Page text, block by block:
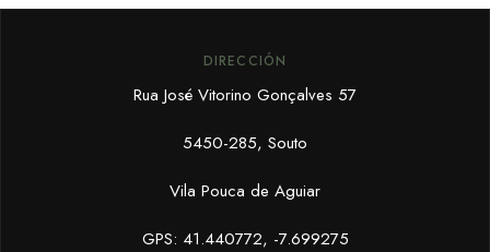
DIRECCIÓN
Rua José Vitorino Gonçalves 57
5450-285, Souto
Vila Pouca de Aguiar
GPS: 41.440772, -7.699275